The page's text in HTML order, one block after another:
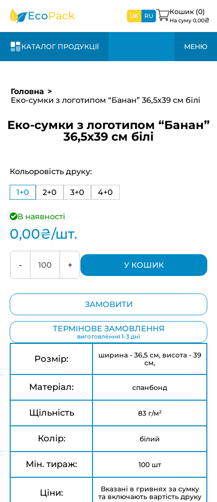
часом
EcoPack UK RU Кошик (0)
На суму 0,00₴
КАТАЛОГ ПРОДУКЦІЇ МЕНЮ
вами
найближчим
часом
вартості
Головна
Еко-сумки з логотипом “Банан” 36,5х39 см білі
Еко-сумки з логотипом “Банан”
36,5х39 см білі
Кольоровість друку:
1+0 2+0 3+0 4+0
В наявності
0,00₴/шт.
- + У КОШИК
ЗАМОВИТИ
ТЕРМІНОВЕ ЗАМОВЛЕННЯ
виготовлення 1-3 дні
Розмір:
ширина - 36,5 см, висота - 39
см,
Матеріал: спанбонд
Щільність 83 г/м²
Колір: білий
Мін. тираж: 100 шт
Ціни:
Вказані в гривнях за сумку
та включають вартість друку